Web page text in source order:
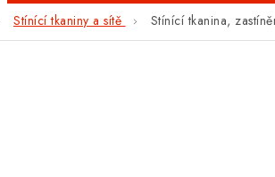
Stínící tkaniny a sítě Stínící tkanina,